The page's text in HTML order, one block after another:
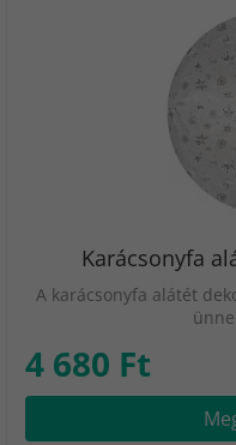
Karácsonyfa
A karácsonyfa alátét
4 680 Ft